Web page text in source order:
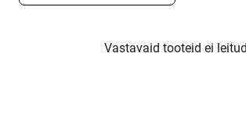
Vastavaid tooteid ei leitud